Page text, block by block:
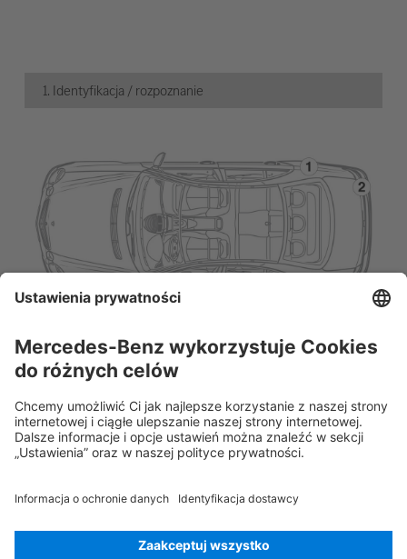
1. Identyfikacja / rozpoznanie
211.3